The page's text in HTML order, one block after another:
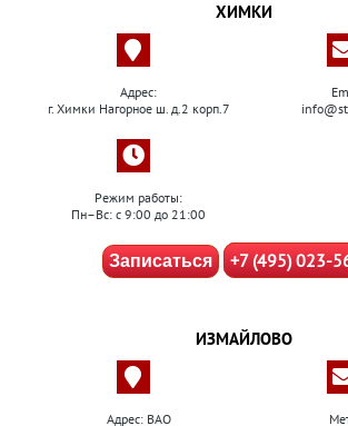
ХИМКИ
Адрес:
г. Химки Нагорное ш. д.2 корп.7
Режим работы:
Пн–Вс: с 9:00 до 21:00
Записаться +7 (495) 023-
ИЗМАЙЛОВО
Адрес: ВАО